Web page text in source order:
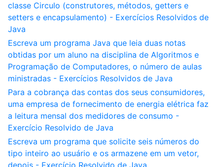
classe Circulo (construtores, métodos, getters e
setters e encapsulamento) - Exercícios Resolvidos de
Java
Escreva um programa Java que leia duas notas
obtidas por um aluno na disciplina de Algoritmos e
Programação de Computadores, o número de aulas
ministradas - Exercícios Resolvidos de Java
Para a cobrança das contas dos seus consumidores,
uma empresa de fornecimento de energia elétrica faz
a leitura mensal dos medidores de consumo -
Exercício Resolvido de Java
Escreva um programa que solicite seis números do
tipo inteiro ao usuário e os armazene em um vetor,
depois - Exercício Resolvido de Java